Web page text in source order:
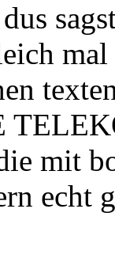
mit
echt